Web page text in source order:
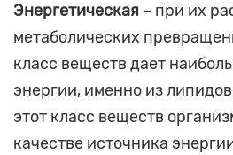
Энергетическая – при их
метаболических
класс веществ дает
энергии, именно из
этот класс веществ
качестве источника